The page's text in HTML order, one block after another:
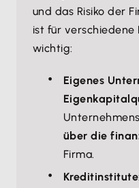
und das Risiko der
ist für verschiedene
wichtig:
Eigenes
über die
Firma.
Kreditinstitute